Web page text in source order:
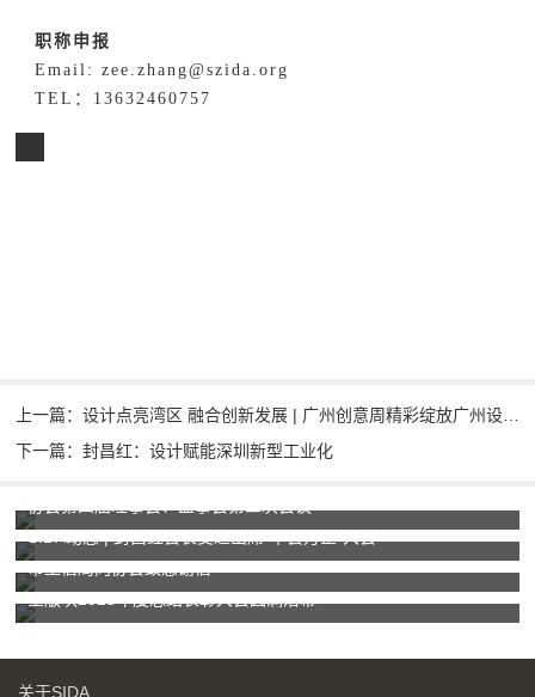
职称申报
Email: zee.zhang@szida.org
TEL：13632460757
上一篇：设计点亮湾区 融合创新发展 | 广州创意周精彩绽放广州设计之都
下一篇：封昌红：设计赋能深圳新型工业化
协会第四届理事会、监事会第二次会议
SIDA动态 | 封昌红会长受邀出席“千会万企”大会
市工信局向协会致感谢信
全版块2025年度总结表彰大会圆满落幕
关于SIDA